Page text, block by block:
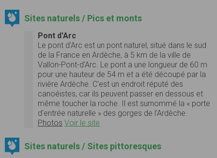
Sites naturels / Pics et monts
Pont d'Arc
Le pont d'Arc est un pont naturel, situé dans le sud
de la France en Ardèche, à 5 km de la ville de
Vallon-Pont-d'Arc. Le pont a une longueur de 60 m
pour une hauteur de 54 m et a été découpé par la
rivière Ardèche. C'est un endroit réputé des
canoéistes, car ils peuvent passer en dessous et
même toucher la roche. Il est surnommé la « porte
d'entrée naturelle » des gorges de l'Ardèche.
Photos Voir le site
Sites naturels / Sites pittoresques